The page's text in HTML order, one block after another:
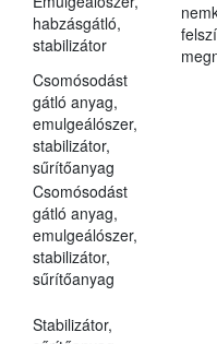
habzásgátló,
stabilizátor
Csomósodást
gátló anyag,
emulgeálószer,
stabilizátor,
sűrítőanyag
Csomósodást
gátló anyag,
emulgeálószer,
stabilizátor,
sűrítőanyag
Stabilizátor,